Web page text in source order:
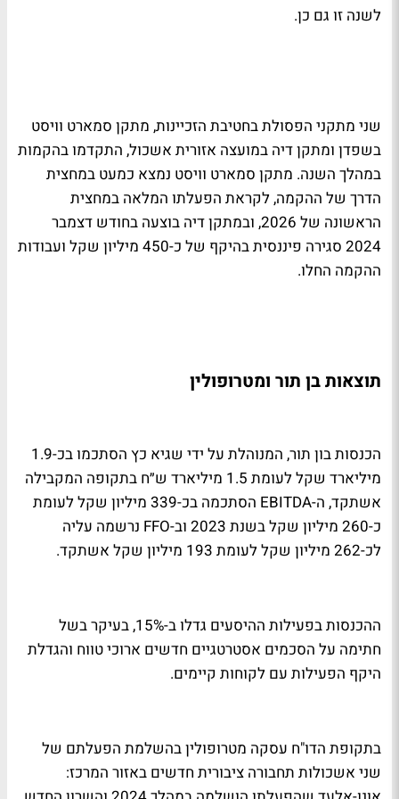
לשנה זו גם כן.
שני מתקני הפסולת בחטיבת הזכיינות, מתקן סמארט וויסט
בשפדן ומתקן דיה במועצה אזורית אשכול, התקדמו בהקמות
במהלך השנה. מתקן סמארט וויסט נמצא כמעט במחצית
הדרך של ההקמה, לקראת הפעלתו המלאה במחצית
הראשונה של 2026, ובמתקן דיה בוצעה בחודש דצמבר
2024 סגירה פיננסית בהיקף של כ-450 מיליון שקל ועבודות
ההקמה החלו.
תוצאות בן תור ומטרופולין
הכנסות בון תור, המנוהלת על ידי שגיא כץ הסתכמו בכ-1.9
מיליארד שקל לעומת 1.5 מיליארד ש״ח בתקופה המקבילה
אשתקד, ה-EBITDA הסתכמה בכ-339 מיליון שקל לעומת
כ-260 מיליון שקל בשנת 2023 וב-FFO נרשמה עליה
לכ-262 מיליון שקל לעומת 193 מיליון שקל אשתקד.
ההכנסות בפעילות ההיסעים גדלו ב-15%, בעיקר בשל
חתימה על הסכמים אסטרטגיים חדשים ארוכי טווח והגדלת
היקף הפעילות עם לקוחות קיימים.
בתקופת הדו"ח עסקה מטרופולין בהשלמת הפעלתם של
שני אשכולות תחבורה ציבורית חדשים באזור המרכז: